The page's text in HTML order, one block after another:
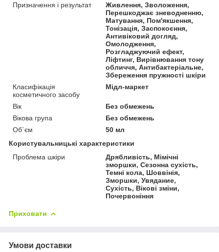
Призначення і результат
Живлення, Зволоження,
Перешкоджає зневодненню,
Матування, Пом'якшення,
Тонізація, Заспокоєння,
Антивіковий догляд,
Омолодження,
Розгладжуючий ефект,
Ліфтинг, Вирівнювання тону
обличчя, Антибактеріальне,
Збереження пружності шкіри
Класифікація
косметичного засобу
Мідл-маркет
Вік
Без обмежень
Вікова група
Без обмежень
Об`єм
50 мл
Користувальницькі характеристики
Проблема шкіри
Дрябливість, Мімічні
зморшки, Сезонна сухість,
Темні кола, Шоввінія,
Зморшки, Увядание,
Сухість, Вікові зміни,
Почервоніння
Приховати
Умови доставки